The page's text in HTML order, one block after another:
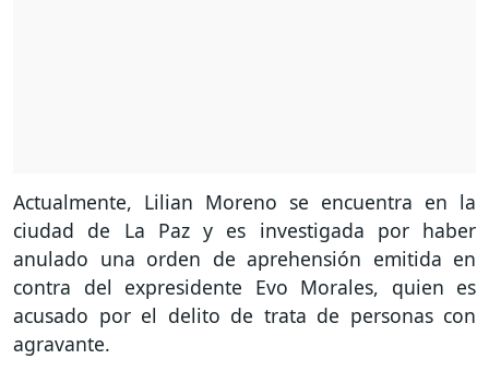
Actualmente, Lilian Moreno se encuentra en la
ciudad de La Paz y es investigada por haber
anulado una orden de aprehensión emitida en
contra del expresidente Evo Morales, quien es
acusado por el delito de trata de personas con
agravante.